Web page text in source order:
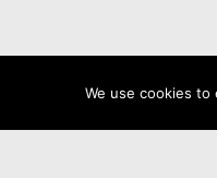
We use cookies